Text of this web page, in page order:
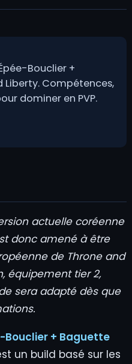
Bouclier +
Liberty. Compétences,
dominer en PVP.
actuelle coréenne
donc amené à être
de Throne and
équipement tier 2,
sera adapté dès que
Bouclier + Baguette
un build basé sur les